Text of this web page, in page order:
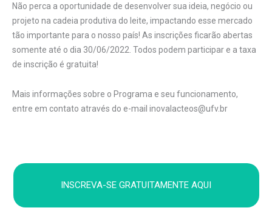
Não perca a oportunidade de desenvolver sua ideia, negócio ou
projeto na cadeia produtiva do leite, impactando esse mercado
tão importante para o nosso país! As inscrições ficarão abertas
somente até o dia 30/06/2022. Todos podem participar e a taxa
de inscrição é gratuita!
Mais informações sobre o Programa e seu funcionamento,
entre em contato através do e-mail inovalacteos@ufv.br
INSCREVA-SE GRATUITAMENTE AQUI